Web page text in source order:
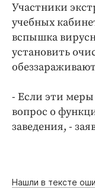
Участники
учебных
вспышка
установить
- Если эти меры
вопрос о
заведения, -
Нашли в тексте